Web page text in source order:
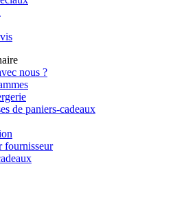
nous ?
de paniers-cadeaux
fournisseur